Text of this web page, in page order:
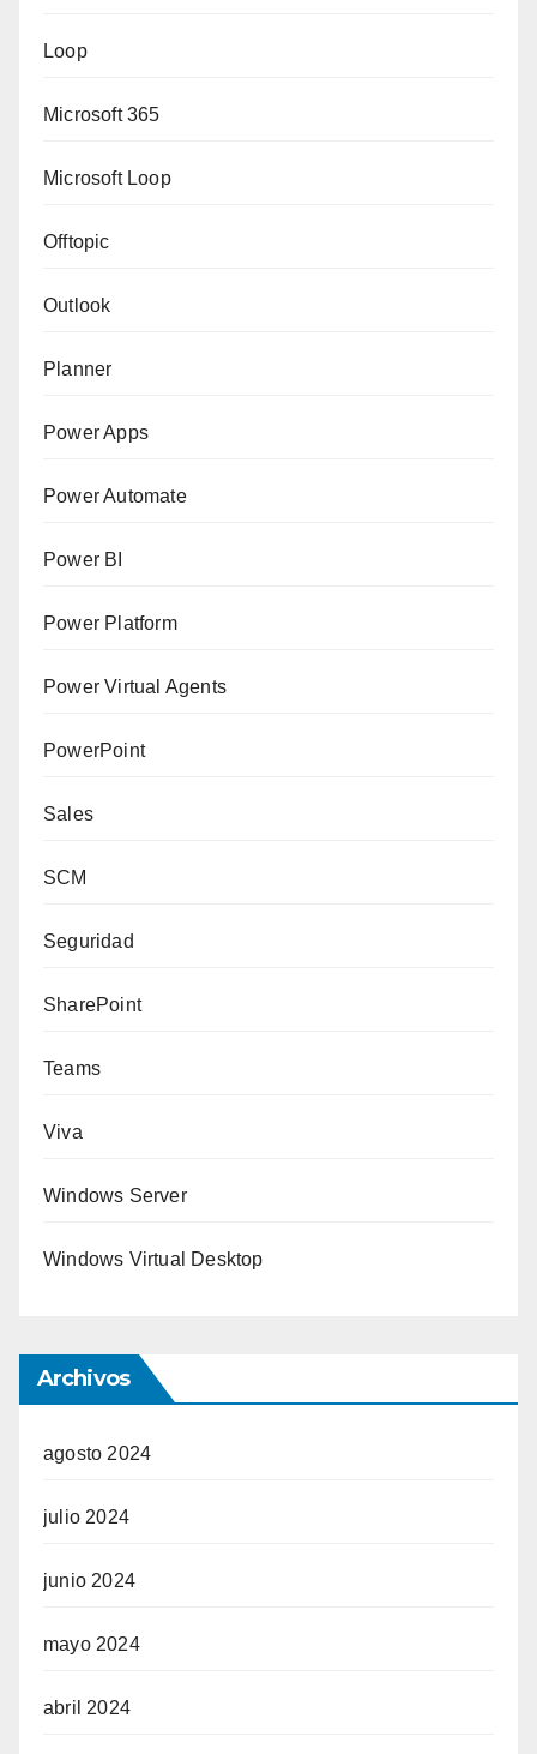
Loop
Microsoft 365
Microsoft Loop
Offtopic
Outlook
Planner
Power Apps
Power Automate
Power BI
Power Platform
Power Virtual Agents
PowerPoint
Sales
SCM
Seguridad
SharePoint
Teams
Viva
Windows Server
Windows Virtual Desktop
Archivos
agosto 2024
julio 2024
junio 2024
mayo 2024
abril 2024